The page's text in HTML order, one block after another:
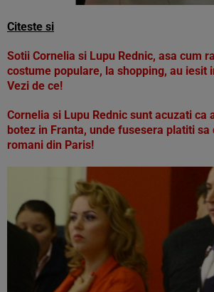
Citeste si
Sotii Cornelia si Lupu Rednic, asa cum
costume populare, la shopping, au iesit
Vezi de ce!
Cornelia si Lupu Rednic sunt acuzati ca
botez in Franta, unde fusesera platiti
romani din Paris!